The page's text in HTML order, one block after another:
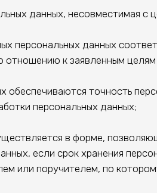
данных, несовместимая с
данных
к заявленным целям
точность
персональных данных;
в форме,
если срок хранения
или поручителем, по